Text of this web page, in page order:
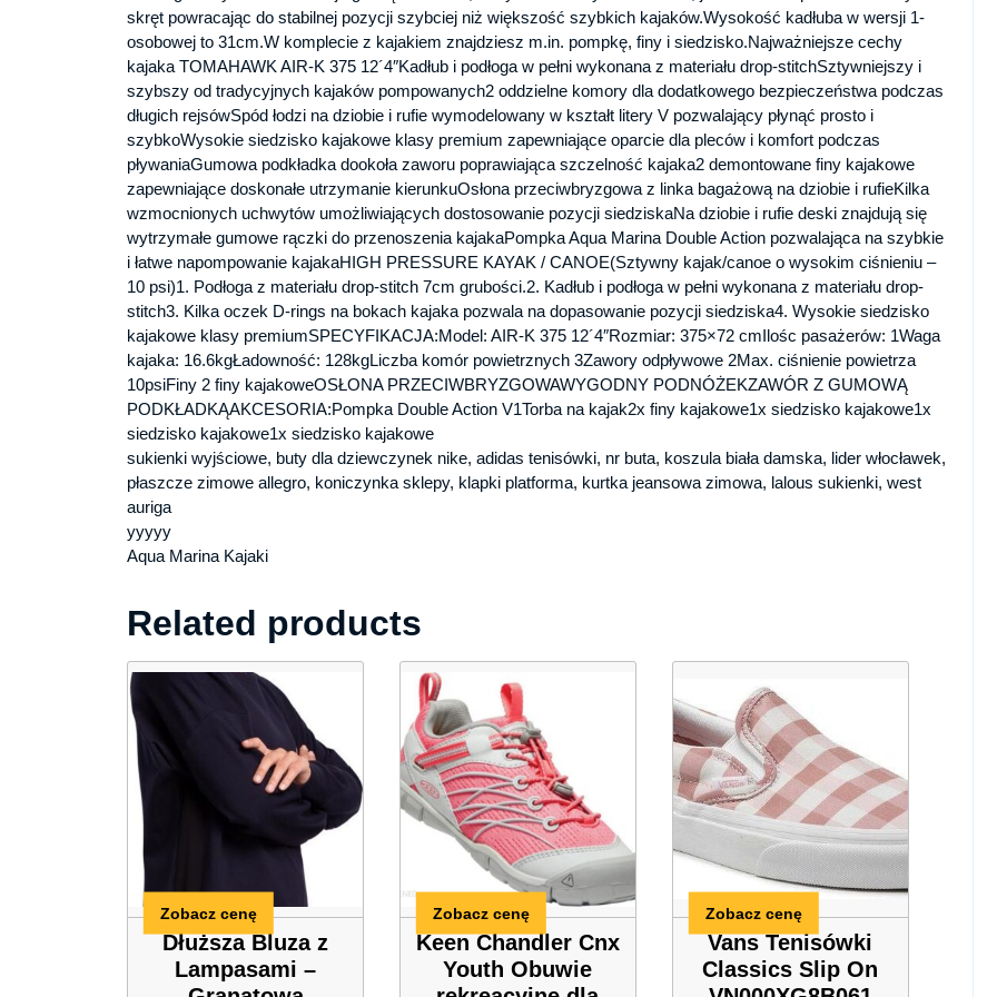
skręt powracając do stabilnej pozycji szybciej niż większość szybkich kajaków.Wysokość kadłuba w wersji 1-
osobowej to 31cm.W komplecie z kajakiem znajdziesz m.in. pompkę, finy i siedzisko.Najważniejsze cechy
kajaka TOMAHAWK AIR-K 375 12´4″Kadłub i podłoga w pełni wykonana z materiału drop-stitchSztywniejszy i
szybszy od tradycyjnych kajaków pompowanych2 oddzielne komory dla dodatkowego bezpieczeństwa podczas
długich rejsówSpód łodzi na dziobie i rufie wymodelowany w kształt litery V pozwalający płynąć prosto i
szybkoWysokie siedzisko kajakowe klasy premium zapewniające oparcie dla pleców i komfort podczas
pływaniaGumowa podkładka dookoła zaworu poprawiająca szczelność kajaka2 demontowane finy kajakowe
zapewniające doskonałe utrzymanie kierunkuOsłona przeciwbryzgowa z linka bagażową na dziobie i rufieKilka
wzmocnionych uchwytów umożliwiających dostosowanie pozycji siedziskaNa dziobie i rufie deski znajdują się
wytrzymałe gumowe rączki do przenoszenia kajakaPompka Aqua Marina Double Action pozwalająca na szybkie
i łatwe napompowanie kajakaHIGH PRESSURE KAYAK / CANOE(Sztywny kajak/canoe o wysokim ciśnieniu –
10 psi)1. Podłoga z materiału drop-stitch 7cm grubości.2. Kadłub i podłoga w pełni wykonana z materiału drop-
stitch3. Kilka oczek D-rings na bokach kajaka pozwala na dopasowanie pozycji siedziska4. Wysokie siedzisko
kajakowe klasy premiumSPECYFIKACJA:Model: AIR-K 375 12´4″Rozmiar: 375×72 cmIlośc pasażerów: 1Waga
kajaka: 16.6kgŁadowność: 128kgLiczba komór powietrznych 3Zawory odpływowe 2Max. ciśnienie powietrza
10psiFiny 2 finy kajakoweOSŁONA PRZECIWBRYZGOWAWYGODNY PODNÓŻEKZAWÓR Z GUMOWĄ
PODKŁADKĄAKCESORIA:Pompka Double Action V1Torba na kajak2x finy kajakowe1x siedzisko kajakowe1x
siedzisko kajakowe1x siedzisko kajakowe
sukienki wyjściowe, buty dla dziewczynek nike, adidas tenisówki, nr buta, koszula biała damska, lider włocławek,
płaszcze zimowe allegro, koniczynka sklepy, klapki platforma, kurtka jeansowa zimowa, lalous sukienki, west
auriga
yyyyy
Aqua Marina Kajaki
Related products
Dłuższa Bluza z
Lampasami –
Zobacz cenę
Keen Chandler Cnx
Youth Obuwie
Zobacz cenę
Vans Tenisówki
Classics Slip On
Zobacz cenę